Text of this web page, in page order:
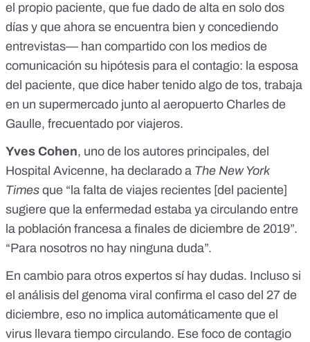
el propio paciente, que fue dado de alta en solo dos
días y que ahora se encuentra bien y concediendo
entrevistas— han compartido con los medios de
comunicación su hipótesis para el contagio: la esposa
del paciente, que dice haber tenido algo de tos, trabaja
en un supermercado junto al aeropuerto Charles de
Gaulle, frecuentado por viajeros.
Yves Cohen, uno de los autores principales, del
Hospital Avicenne, ha declarado a The New York
Times que “la falta de viajes recientes [del paciente]
sugiere que la enfermedad estaba ya circulando entre
la población francesa a finales de diciembre de 2019”.
“Para nosotros no hay ninguna duda”.
En cambio para otros expertos sí hay dudas. Incluso si
el análisis del genoma viral confirma el caso del 27 de
diciembre, eso no implica automáticamente que el
virus llevara tiempo circulando. Ese foco de contagio